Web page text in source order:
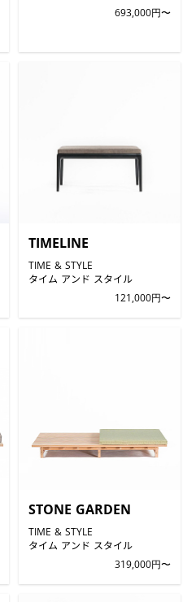
693,000円〜
TIMELINE
TIME & STYLE
タイム アンド スタイル
121,000円〜
STONE GARDEN
TIME & STYLE
タイム アンド スタイル
319,000円〜